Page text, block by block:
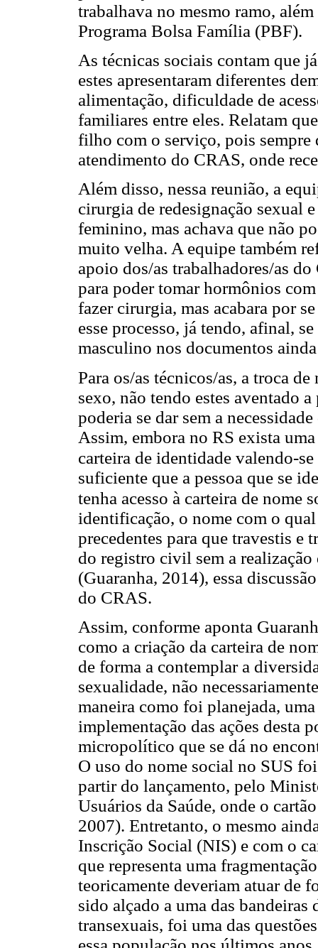
trabalhava no mesmo ramo,
Programa Bolsa Família (PBF).
As técnicas sociais contam que
estes apresentaram diferentes
alimentação, dificuldade de
familiares entre eles. Relatam
filho com o serviço, pois sempre
atendimento do CRAS, onde
Além disso, nessa reunião, a
cirurgia de redesignação sexual
feminino, mas achava que não
muito velha. A equipe também
apoio dos/as trabalhadores/as
para poder tomar hormônios
fazer cirurgia, mas acabara por
esse processo, já tendo, afinal,
masculino nos documentos
Para os/as técnicos/as, a troca
sexo, não tendo estes aventado
poderia se dar sem a
Assim, embora no RS exista
carteira de identidade valendo-
suficiente que a pessoa que se
tenha acesso à carteira de nome
identificação, o nome com o
precedentes para que travestis e
do registro civil sem a
(Guaranha, 2014), essa
do CRAS.
Assim, conforme aponta
como a criação da carteira de
de forma a contemplar a
sexualidade, não
maneira como foi planejada,
implementação das ações desta
micropolítico que se dá no
O uso do nome social no SUS
partir do lançamento, pelo
Usuários da Saúde, onde o
2007). Entretanto, o mesmo
Inscrição Social (NIS) e com o
que representa uma
teoricamente deveriam atuar de
sido alçado a uma das
transexuais, foi uma das